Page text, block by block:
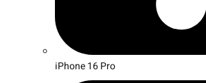
iPhone 16 Pro